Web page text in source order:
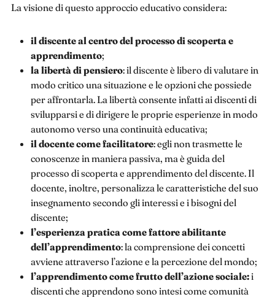
La visione di questo approccio educativo considera:
il discente al centro del processo di scoperta e
apprendimento;
la libertà di pensiero: il discente è libero di valutare in
modo critico una situazione e le opzioni che possiede
per affrontarla. La libertà consente infatti ai discenti di
svilupparsi e di dirigere le proprie esperienze in modo
autonomo verso una continuità educativa;
il docente come facilitatore: egli non trasmette le
conoscenze in maniera passiva, ma è guida del
processo di scoperta e apprendimento del discente. Il
docente, inoltre, personalizza le caratteristiche del suo
insegnamento secondo gli interessi e i bisogni del
discente;
l’esperienza pratica come fattore abilitante
dell’apprendimento: la comprensione dei concetti
avviene attraverso l’azione e la percezione del mondo;
l’apprendimento come frutto dell’azione sociale:i
discenti che apprendono sono intesi come comunità